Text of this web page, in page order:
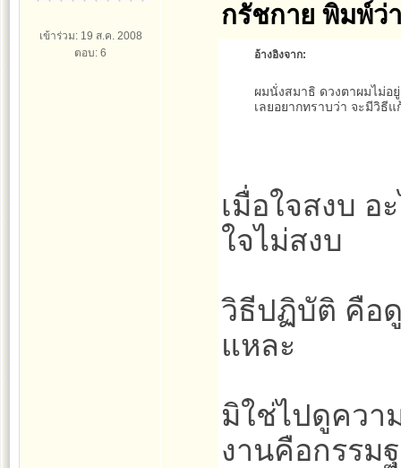
เข้าร่วม: 19 ส.ค. 2008
ตอบ: 6
กรัชกาย พิมพ์ว่
อ้างอิงจาก:
ผมนั่งสมาธิ ดวงตาผมไม่อ
เลยอยากทราบว่า จะมีวิธีแ
เมื่อใจสงบ อ
ใจไม่สงบ
วิธีปฏิบัติ คือ
แหละ
มิใช่ไปดูควา
งานคือกรรม